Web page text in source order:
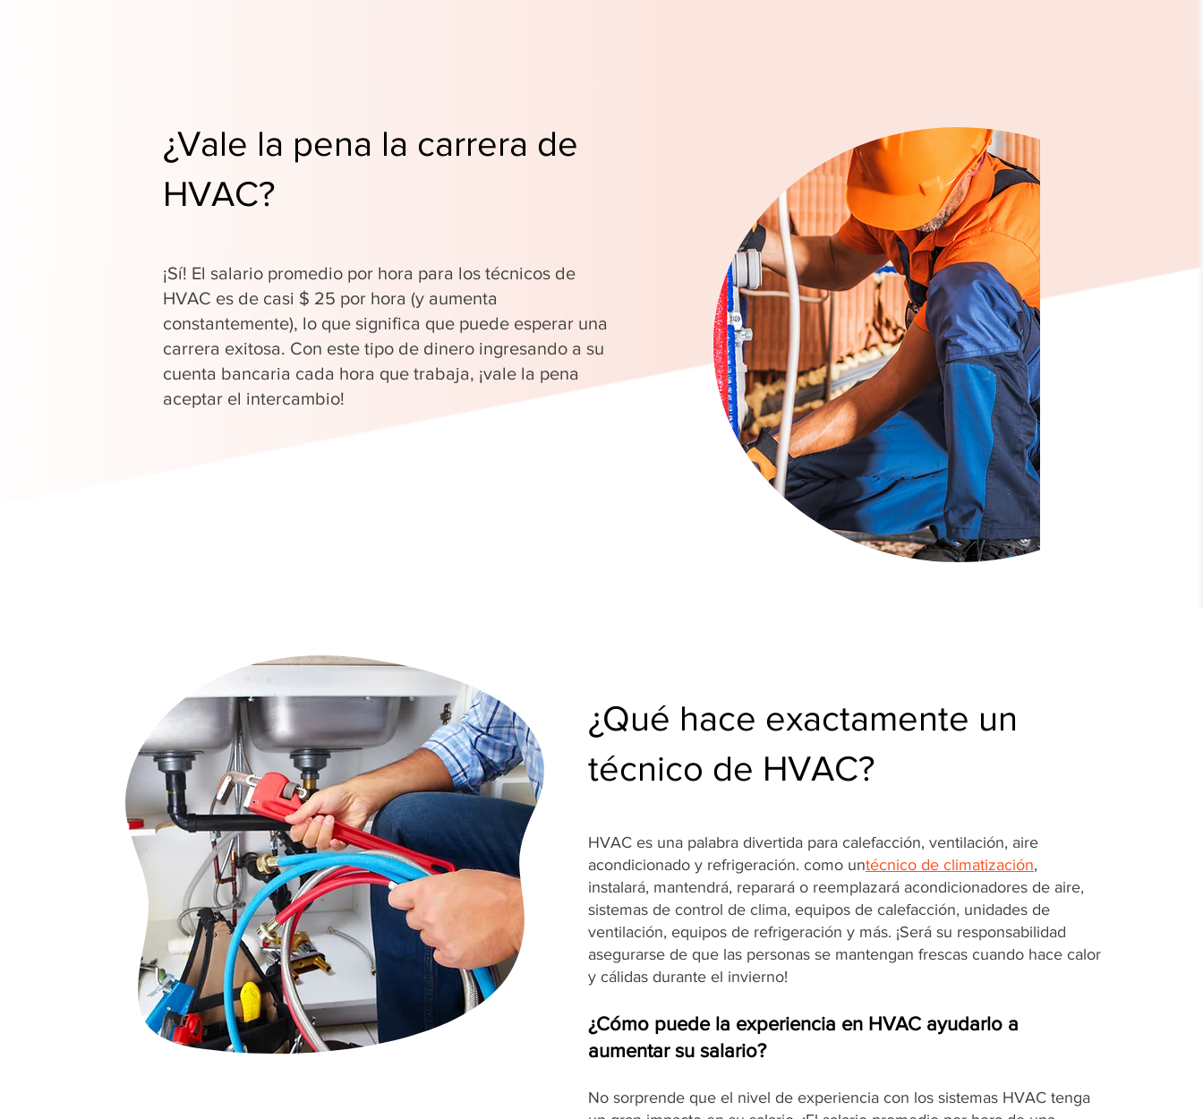
¿Vale la pena la carrera de
HVAC?
¡Sí! El salario promedio por hora para los técnicos de
HVAC es de casi $ 25 por hora (y aumenta
constantemente), lo que significa que puede esperar una
carrera exitosa. Con este tipo de dinero ingresando a su
cuenta bancaria cada hora que trabaja, ¡vale la pena
aceptar el intercambio!
¿Qué hace exactamente un
técnico de HVAC?
HVAC es una palabra divertida para calefacción, ventilación, aire
acondicionado y refrigeración. como untécnico de climatización,
instalará, mantendrá, reparará o reemplazará acondicionadores de aire,
sistemas de control de clima, equipos de calefacción, unidades de
ventilación, equipos de refrigeración y más. ¡Será su responsabilidad
asegurarse de que las personas se mantengan frescas cuando hace calor
y cálidas durante el invierno!
¿Cómo puede la experiencia en HVAC ayudarlo a
aumentar su salario?
No sorprende que el nivel de experiencia con los sistemas HVAC tenga